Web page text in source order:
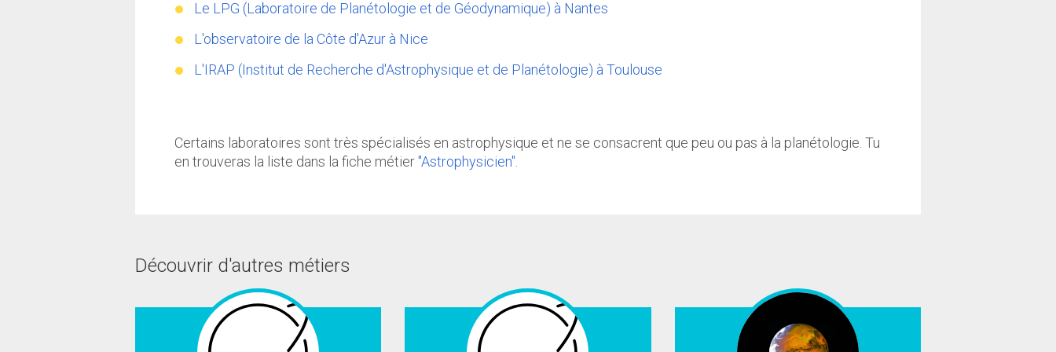
Le LPG (Laboratoire de Planétologie et de Géodynamique) à Nantes
L'observatoire de la Côte d'Azur à Nice
L'IRAP (Institut de Recherche d'Astrophysique et de Planétologie) à Toulouse
Certains laboratoires sont très spécialisés en astrophysique et ne se consacrent que peu ou pas à la planétologie. Tu
en trouveras la liste dans la fiche métier"Astrophysicien"
Découvrir d'autres métiers